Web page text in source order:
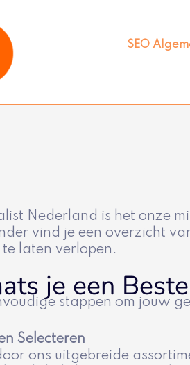
SEO
Nederland is het onze
vind je een overzicht
laten verlopen.
je een
stappen om jouw
Selecteren
ons uitgebreide